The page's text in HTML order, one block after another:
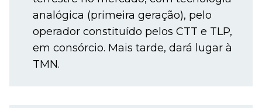
analógica (primeira geração), pelo
operador constituído pelos CTT e TLP,
em consórcio. Mais tarde, dará lugar à
TMN.